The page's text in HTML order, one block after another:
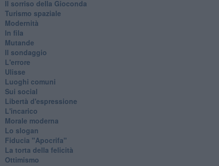
Il sorriso della Gioconda
Turismo spaziale
Modernità
In fila
Mutande
Il sondaggio
L'errore
Ulisse
Luoghi comuni
Sui social
Libertà d'espressione
L'incarico
Morale moderna
Lo slogan
Fiducia "Apocrifa"
La torta della felicità
Ottimismo